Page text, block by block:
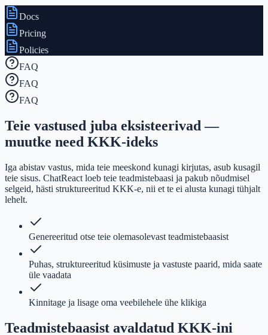
Docs
Pricing
Policies
FAQ
FAQ
FAQ
Teie vastused juba eksisteerivad —
muutke need KKK-ideks
Iga abistav vastus, mida teie meeskond kunagi kirjutas, asub kusagil
teie sisus. ChatReact loeb teie teadmistebaasi ja pakub nõudmisel
selgeid, hästi struktureeritud KKK-e, nii et te ei alusta kunagi tühjalt
lehelt.
Genereeritud otse teie olemasolevast teadmistebaasist
Puhas, struktureeritud küsimuste ja vastuste paarid, mida saate
üle vaadata
Kinnitage ja lisage oma veebilehele ühe klikiga
Teadmistebaasist avaldatud KKK-ini